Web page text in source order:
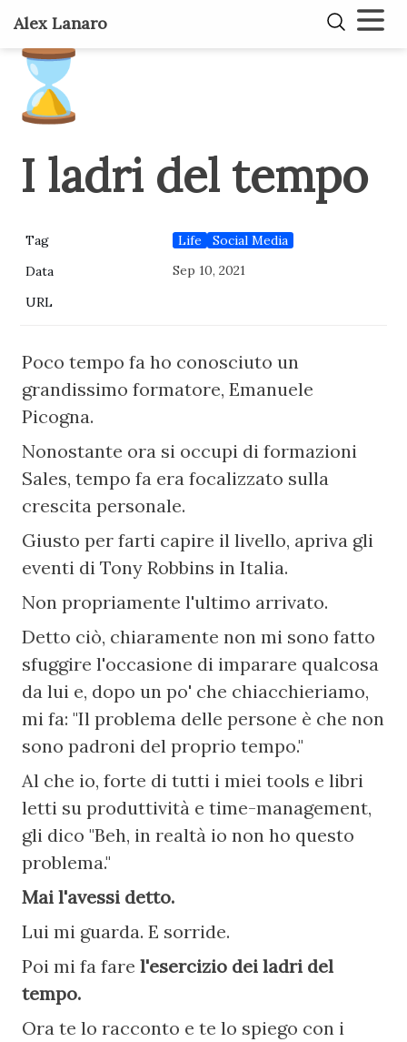
Alex Lanaro
⌛
I ladri del tempo
Tag Life
Social Media
Data
Sep 10, 2021
URL
Poco tempo fa ho conosciuto un
grandissimo formatore, Emanuele
Picogna.
Nonostante ora si occupi di formazioni
Sales, tempo fa era focalizzato sulla
crescita personale.
Giusto per farti capire il livello, apriva gli
eventi di Tony Robbins in Italia.
Non propriamente l'ultimo arrivato.
Detto ciò, chiaramente non mi sono fatto
sfuggire l'occasione di imparare qualcosa
da lui e, dopo un po' che chiacchieriamo,
mi fa: "Il problema delle persone è che non
sono padroni del proprio tempo."
Al che io, forte di tutti i miei tools e libri
letti su produttività e time-management,
gli dico "Beh, in realtà io non ho questo
problema."
Mai l'avessi detto.
Lui mi guarda. E sorride.
Poi mi fa fare l'esercizio dei ladri del
tempo.
Ora te lo racconto e te lo spiego con i